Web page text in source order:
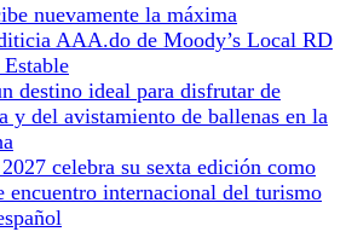
nuevamente la máxima
AAA.do de Moody’s Local RD
destino ideal para disfrutar de
y del avistamiento de ballenas en la
celebra su sexta edición como
encuentro internacional del turismo